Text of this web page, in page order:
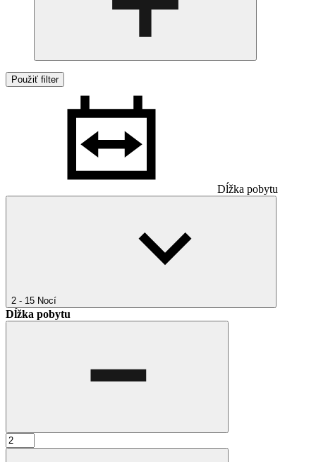
Použiť filter
Dĺžka pobytu
2 - 15 Nocí
Dĺžka pobytu